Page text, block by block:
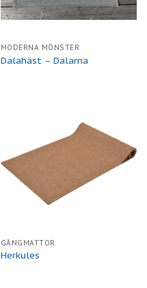
MODERNA MÖNSTER
Dalahäst – Dalarna
GÅNGMATTOR
Herkules